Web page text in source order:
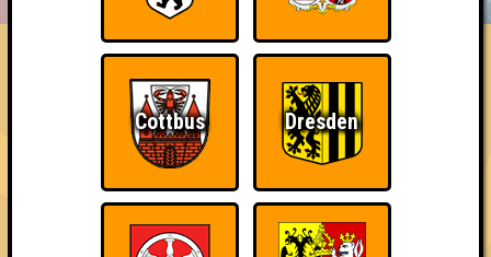
FAQ ÜBER UNS
Rätselmäuse
Errungenschaften
Kleiner Hinweis: bei uns sind Teams, die in einem Stechen
verlieren, trotzdem auf dem 1. Platz - den haben sie sich
schließlich verdient! Entsprechend gibt es für diese auch
Errungenschaften für den 1. Platz.
Cottbus Dresden